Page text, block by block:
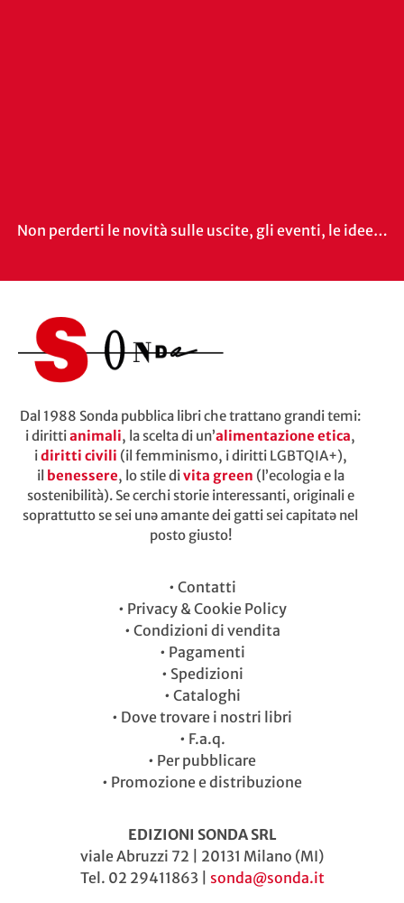
Non perderti le novità sulle uscite, gli eventi, le idee…
Dal 1988 Sonda pubblica libri che trattano grandi temi:
i dirittianimali, la scelta di un’alimentazione etica,
idiritti civili (il femminismo, i diritti LGBTQIA+),
il benessere, lo stile divita green (l’ecologia e la
sostenibilità). Se cerchi storie interessanti, originali e
soprattutto se sei unə amante dei gatti sei capitatə nel
posto giusto!
• Contatti
• Privacy & Cookie Policy
• Condizioni di vendita
• Pagamenti
• Spedizioni
• Cataloghi
• Dove trovare i nostri libri
• F.a.q.
• Per pubblicare
• Promozione e distribuzione
EDIZIONI SONDA SRL
viale Abruzzi 72 | 20131 Milano (MI)
Tel. 02 29411863 | sonda@sonda.it